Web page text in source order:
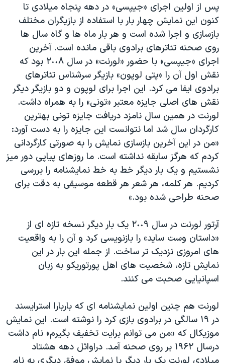
پس از اولین اجرای «جیپسی» در دهه پنجاه میلادی تا
کنون این نمایش چهار بار با استفاده از بازیگران مختلف
بازسازی و اجرا شده است و هر بار ماه ها و گاه سال ها
روی صحنه تئاترهای برادوی باقی مانده است. آخرین
اجرای «جیپسی» با حضور «لورنت» در سال ٢٠٠٨ بود که
نقش اول آن را «پتی لوپون» بازیگر سرشناس تئاترهای
برادوی ایفا می کرد. این اجرا برای لوپون و دو بازیگر دیگر
نقش های اصلی جایزه معتبر «تونی» را به همراه داشت.
لورنت در همین سال نامزد دریافت جایزه تونی بهترین
کارگردان سال شد اما نتوانست این جایزه را به دست آورد:
«من در این آخرین بازسازی نمایش را به صورتی کارگردانی
کردم که هرگز سابقه نداشته است. ما روزهای پیاپی دور میز
نشستیم و یک بار دیگر خط به خط نمایشنامه را بررسی
کردیم. هر کلمه، هر شعر هر قطعه موسیقی به دقت برای
صحنه طراحی شده بود.»
آرتور لورنت در سال ٢٠٠٩ یک بار دیگر نسخه تازه ای از
«داستان وست ساید» را بازنویسی کرد و آن را به واقعیت
های امروزی نزدیک تر ساخت. از جمله این بار در این
نمایش تازه، شخصیت های اهل پورتوریکو به زبان
اسپانیایی صحبت می کنند.
لورنت هم چنین اولین نمایشنامه ای که باربارا استرایسند
در ١٩ سالگی در برادوی بازی کرد را نوشته است. این نمایش
موزیکال که «من می توانم برایت تخفیف بگیرم» نام داشت
درسال ١٩۶٢ بر روی صحنه آمد. دراوائل دهه هشتاد